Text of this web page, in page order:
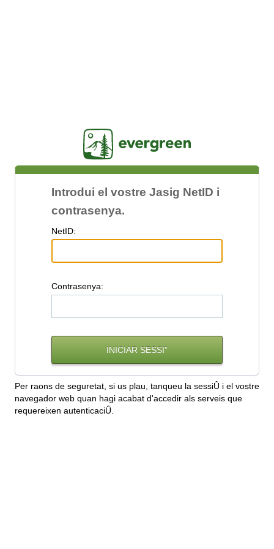
Introdui el vostre Jasig NetID i
contrasenya.
NetID:
Contrasenya:
Per raons de seguretat, si us plau, tanqueu la sessiÛ i el vostre
navegador web quan hagi acabat d'accedir als serveis que
requereixen autenticaciÛ.